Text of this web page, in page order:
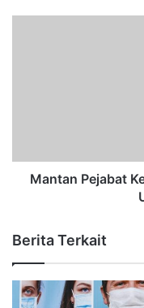
Mantan Pejabat
Berita Terkait